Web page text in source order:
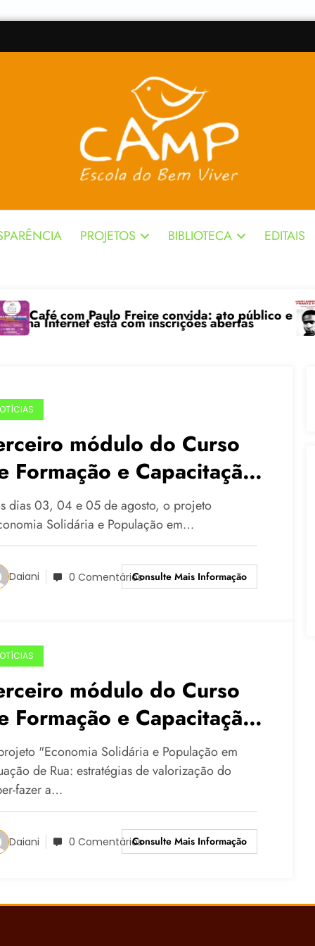
PROJETOS BIBLIOTECA EDITAIS
está com inscrições abertas
Paulo Freire convida: ato público e pedagógica
módulo do Curso
Formação e Capacitação
Agentes Multiplicadores
dias 03, 04 e 05 de agosto, o projeto
Solidária e População em…
Daiani 0 ComentáriosConsulte Mais Informação
módulo do Curso
Formação e Capacitação
Agentes Multiplicadores
no dia 01/08
"Economia Solidária e População em
de Rua: estratégias de valorização do
fazer a…
Daiani 0 ComentáriosConsulte Mais Informação